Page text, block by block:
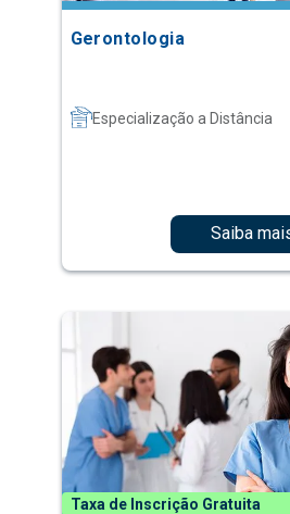
Gerontologia
Especialização a Distância
Saiba
Taxa de Inscrição Gratuita